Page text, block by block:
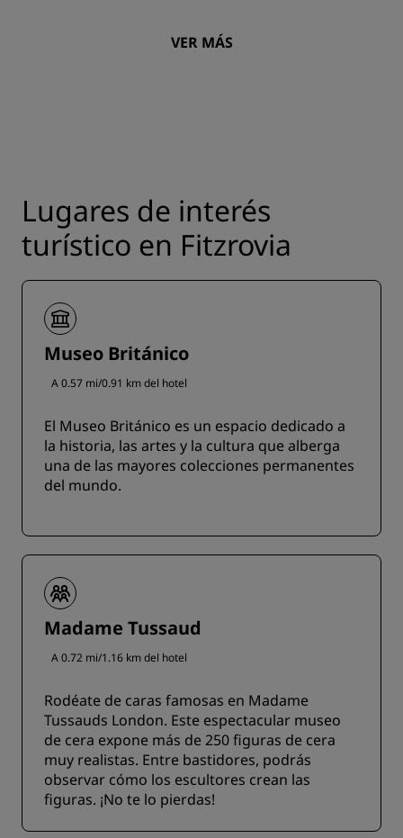
VER MÁS
Lugares de interés
turístico en Fitzrovia
Museo Británico
A 0.57 mi/0.91 km del hotel
El Museo Británico es un espacio dedicado a
la historia, las artes y la cultura que alberga
una de las mayores colecciones permanentes
del mundo.
Madame Tussaud
A 0.72 mi/1.16 km del hotel
Rodéate de caras famosas en Madame
Tussauds London. Este espectacular museo
de cera expone más de 250 figuras de cera
muy realistas. Entre bastidores, podrás
observar cómo los escultores crean las
figuras. ¡No te lo pierdas!